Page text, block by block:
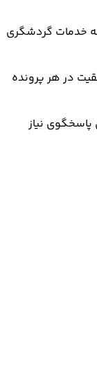
خدمات گردشگری
در هر پرونده
پاسخگوی نیاز